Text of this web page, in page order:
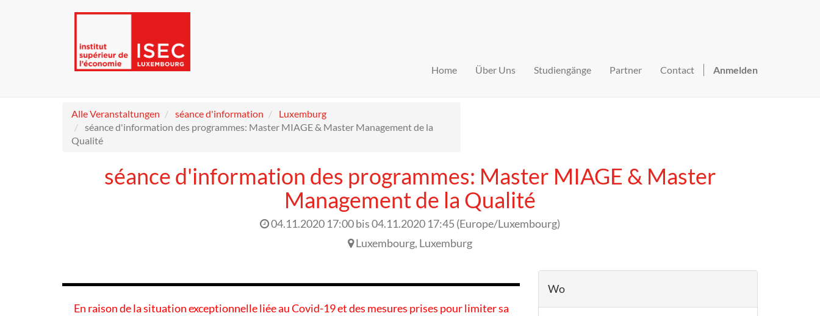
Home Über Uns Studiengänge Partner Contact Anmelden
Alle Veranstaltungen séance d'information
Luxemburg
séance d'information des programmes: Master MIAGE & Master Management de la
Qualité
séance d'information des programmes: Master MIAGE & Master
Management de la Qualité
04.11.2020 17:00bis04.11.2020 17:45(Europe/Luxembourg)
Luxembourg, Luxemburg
En raison de la situation exceptionnelle liée au Covid-19 et des mesures prises pour limiter sa
Wo